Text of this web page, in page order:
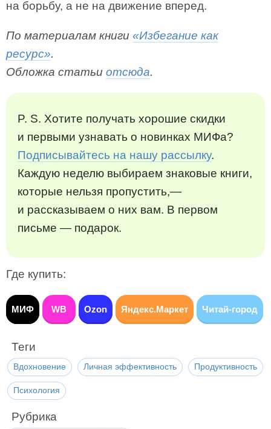
на борьбу, а не на движение вперед.
По материалам книги «Избегание как
ресурс».
Обложка статьи отсюда.
P. S. Хотите получать хорошие скидки
и первыми узнавать о новинках МИФа?
Подписывайтесь на нашу рассылку.
Каждую неделю выбираем знаковые книги,
которые нельзя пропустить,—
и рассказываем о них вам. В первом
письме — подарок.
Где купить:
МИФ WB Ozon Яндекс.Маркет Читай-город
Теги
Вдохновение Личная эффективность Продуктивность
Психология
Рубрика